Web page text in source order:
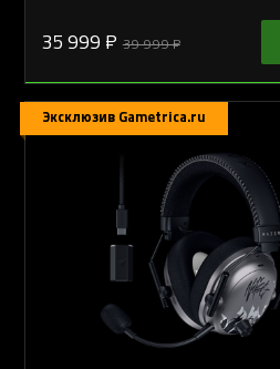
35 999 ₽ 39 999 ₽
Эксклюзив Gametrica.ru